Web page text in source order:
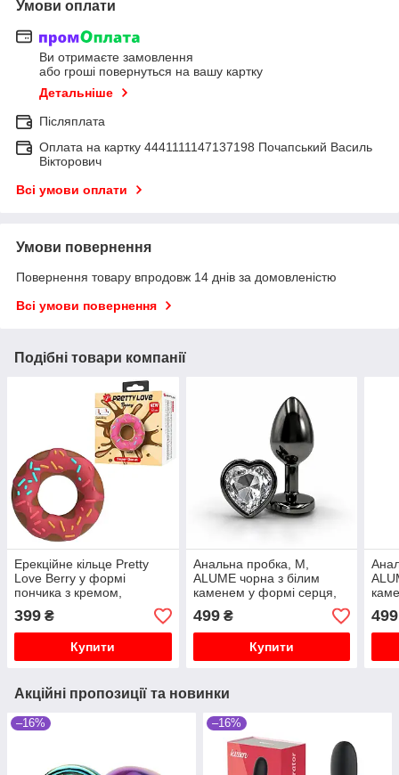
Умови оплати
Ви отримаєте замовлення
або гроші повернуться на вашу картку
Детальніше
Післяплата
Оплата на картку 4441111147137198 Почапський Василь
Вікторович
Всі умови оплати
Умови повернення
Повернення товару впродовж 14 днів за домовленістю
Всі умови повернення
Подібні товари компанії
Ерекційне кільце Pretty
Love Berry у формі
пончика з кремом,
399 ₴
Купити
Анальна пробка, M,
ALUME чорна з білим
каменем у формі серця,
499₴
Купити
499
Акційні пропозиції та новинки
–16% –16%